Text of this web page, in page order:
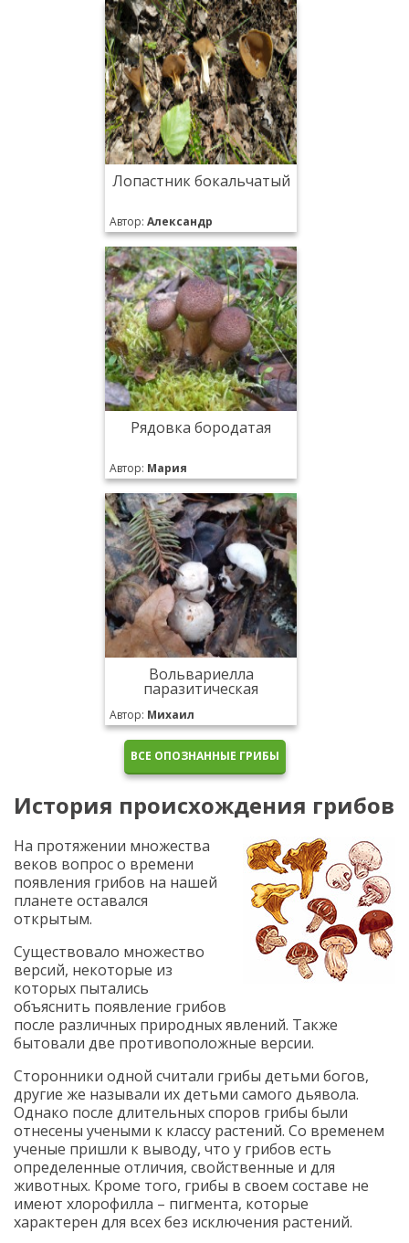
Лопастник бокальчатый
Автор: Александр
Рядовка бородатая
Автор: Мария
Вольвариелла
паразитическая
Автор: Михаил
ВСЕ ОПОЗНАННЫЕ ГРИБЫ
История происхождения грибов
На протяжении множества
веков вопрос о времени
появления грибов на нашей
планете оставался
открытым.
Существовало множество
версий, некоторые из
которых пытались
объяснить появление грибов
после различных природных явлений. Также
бытовали две противоположные версии.
Сторонники одной считали грибы детьми богов,
другие же называли их детьми самого дьявола.
Однако после длительных споров грибы были
отнесены учеными к классу растений. Со временем
ученые пришли к выводу, что у грибов есть
определенные отличия, свойственные и для
животных. Кроме того, грибы в своем составе не
имеют хлорофилла – пигмента, которые
характерен для всех без исключения растений.